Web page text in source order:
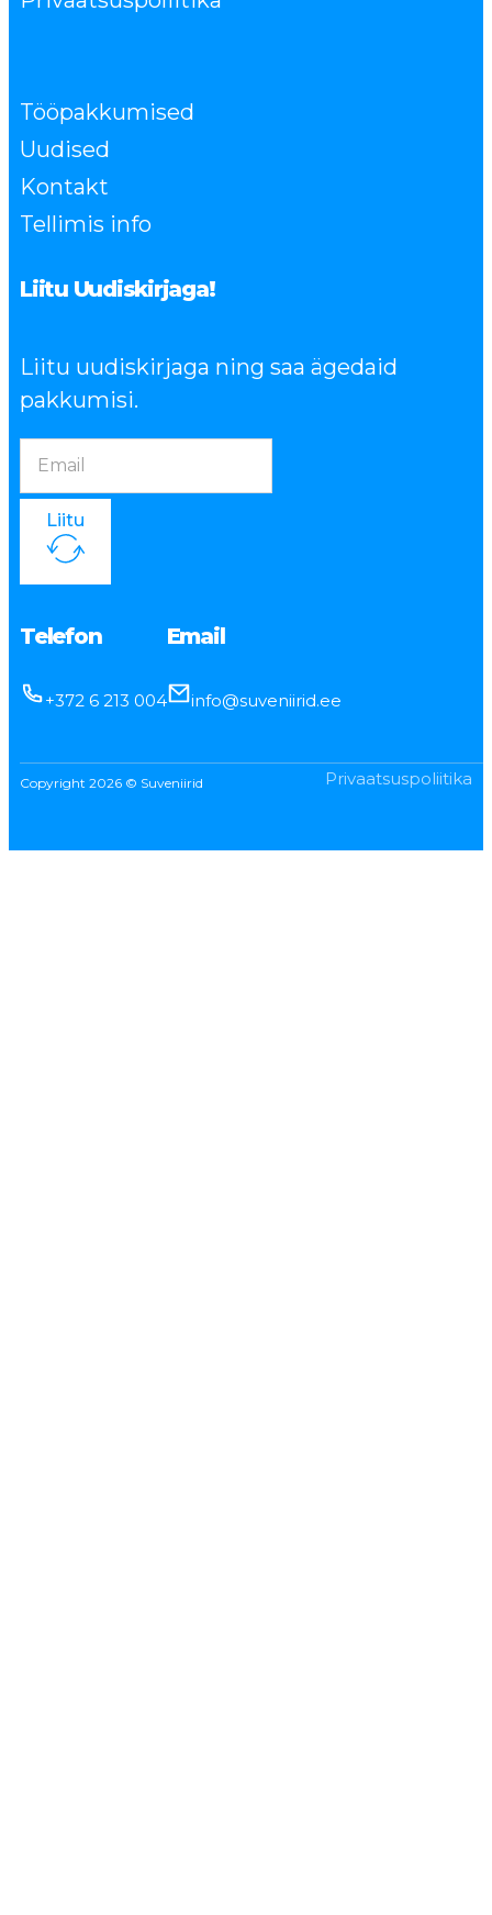
Tööpakkumised
Uudised
Kontakt
Tellimis info
Liitu Uudiskirjaga!
Liitu uudiskirjaga ning saa ägedaid
pakkumisi.
Liitu
Telefon
+372 6 213 004
Email
info@suveniirid.ee
Copyright 2026 © Suveniirid Privaatsuspoliitika